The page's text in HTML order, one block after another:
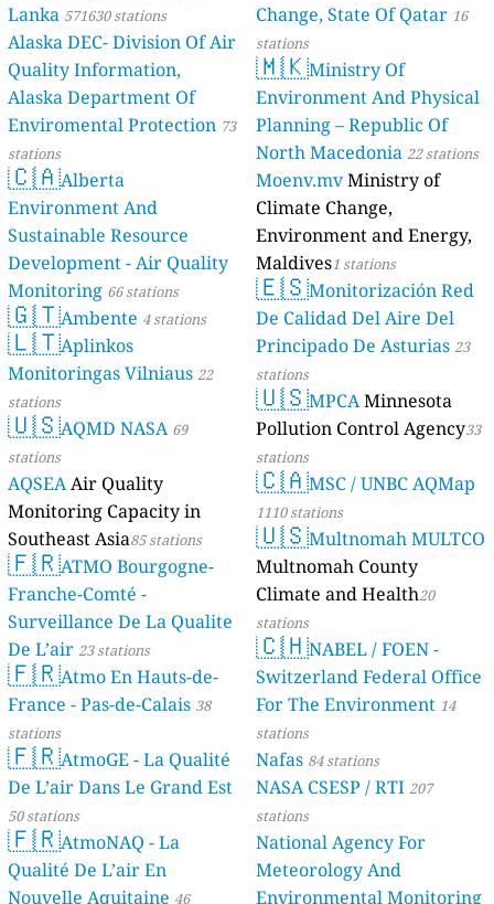
Lanka 571630 stations
Alaska DEC- Division Of Air
Quality Information,
Alaska Department Of
Enviromental Protection 73
stations
🇨🇦Alberta
Environment And
Sustainable Resource
Development - Air Quality
Monitoring 66 stations
🇬🇹Ambente 4 stations
🇱🇹Aplinkos
Monitoringas Vilniaus 22
stations
🇺🇸AQMD NASA 69
stations
AQSEAAir Quality
Monitoring Capacity in
Southeast Asia85 stations
🇫🇷ATMO Bourgogne-
Franche-Comté -
Surveillance De La Qualite
De L’air 23 stations
🇫🇷Atmo En Hauts-de-
France - Pas-de-Calais 38
stations
🇫🇷AtmoGE - La Qualité
De L’air Dans Le Grand Est
50 stations
🇫🇷AtmoNAQ - La
Qualité De L’air En
Nouvelle Aquitaine 46
Change, State Of Qatar 16
stations
🇲🇰Ministry Of
Environment And Physical
Planning – Republic Of
North Macedonia 22 stations
Moenv.mvMinistry of
Climate Change,
Environment and Energy,
Maldives1 stations
🇪🇸Monitorización Red
De Calidad Del Aire Del
Principado De Asturias 23
stations
🇺🇸MPCAMinnesota
Pollution Control Agency33
stations
🇨🇦MSC / UNBC AQMap
1110 stations
🇺🇸Multnomah MULTCO
Multnomah County
Climate and Health20
stations
🇨🇭NABEL / FOEN -
Switzerland Federal Office
For The Environment 14
stations
Nafas 84 stations
NASA CSESP / RTI 207
stations
National Agency For
Meteorology And
Environmental Monitoring